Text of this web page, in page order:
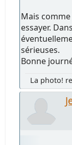
Mais
essayer.
sérieuses.
Bonne
La photo!